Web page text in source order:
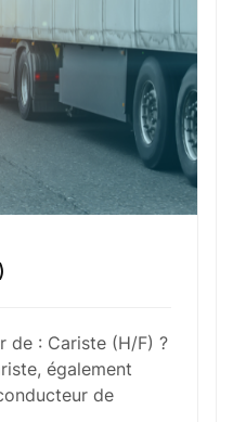
Oxygène Intérim/ BTT
les fichiers ici
fichiers
de : Cariste (H/F) ?
également
de